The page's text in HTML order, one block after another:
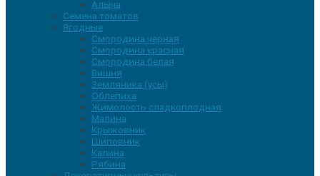
Алыча
Семена томатов
Ягодные
Смородина чёрная
Смородина красная
Смородина белая
Вишня
Земляника (усы)
Облепиха
Жимолость сладкоплодная
Малина
Крыжовник
Шиповник
Калина
Рябина